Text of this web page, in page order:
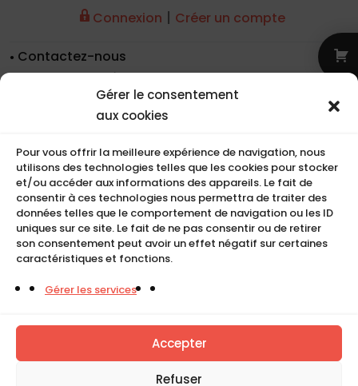
Gérer le consentement
aux cookies
Pour vous offrir la meilleure expérience de navigation, nous
utilisons des technologies telles que les cookies pour stocker
et/ou accéder aux informations des appareils. Le fait de
consentir à ces technologies nous permettra de traiter des
données telles que le comportement de navigation ou les ID
uniques sur ce site. Le fait de ne pas consentir ou de retirer
son consentement peut avoir un effet négatif sur certaines
caractéristiques et fonctions.
Gérer les services
Accepter
Refuser
Connexion | Créer un compte
Contactez-nous
Nos coordonnées
Nos références
Recrutement
CGU
Mentions légales
Politique de cookies (UE)
COMPACT
5, Rue Ambroise Croizat
95195 BP30523
Goussainville Cedex Val d’Oise France.